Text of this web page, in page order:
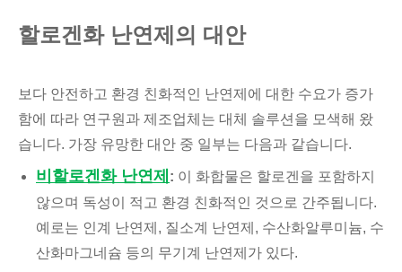
할로겐화 난연제의 대안
보다 안전하고 환경 친화적인 난연제에 대한 수요가 증가
함에 따라 연구원과 제조업체는 대체 솔루션을 모색해 왔
습니다. 가장 유망한 대안 중 일부는 다음과 같습니다.
비할로겐화 난연제 : 이 화합물은 할로겐을 포함하지
않으며 독성이 적고 환경 친화적인 것으로 간주됩니다.
예로는 인계 난연제, 질소계 난연제, 수산화알루미늄, 수
산화마그네슘 등의 무기계 난연제가 있다.